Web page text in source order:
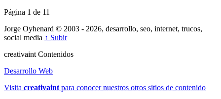
Página 1 de 11
Jorge Oyhenard © 2003 - 2026, desarrollo, seo, internet, trucos,
social media ↑ Subir
creativaint Contenidos
Desarrollo Web
Visita creativaint para conocer nuestros otros sitios de contenido